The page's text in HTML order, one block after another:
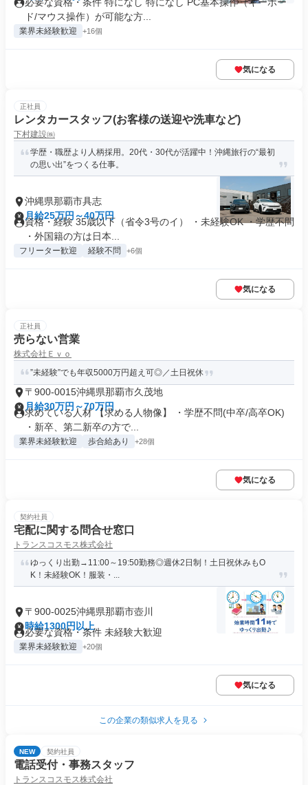
ド/マウス操作）が可能な方...
業界未経験歓迎 +16個
気になる
正社員
レンタカースタッフ(お客様の送迎や洗車など)
下村建設㈱
学歴・職歴より人柄採用。20代・30代が活躍中！沖縄旅行の“最初
の思い出”をつくる仕事。
沖縄県那覇市具志
月給25万円～40万円
資格・経験 35歳以下（省令3号のイ） ・未経験OK ・学歴不問
・外国籍の方は日本...
フリーター歓迎 経験不問 +6個
気になる
正社員
売らない営業
株式会社Ｅｖｏ
”未経験”でも年収5000万円超え可◎／土日祝休
〒900-0015沖縄県那覇市久茂地
月給30万円～70万円
求めている人材 【求める人物像】 ・学歴不問(中卒/高卒OK)
・新卒、第二新卒の方で...
業界未経験歓迎 歩合給あり +28個
気になる
契約社員
宅配に関する問合せ窓口
トランスコスモス株式会社
ゆっくり出勤→11:00～19:50勤務◎週休2日制！土日祝休みもO
K！未経験OK！服装・...
〒900-0025沖縄県那覇市壺川
時給1300円以上
必要な資格・条件 未経験大歓迎
業界未経験歓迎 +20個
気になる
この企業の類似求人を見る
NEW 契約社員
電話受付・事務スタッフ
トランスコスモス株式会社